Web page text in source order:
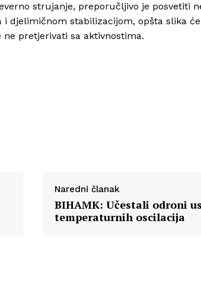
Info
strujanje, preporučljivo je posvetiti
djelimičnom stabilizacijom, opšta slika
pretjerivati sa aktivnostima.
Naredni članak
BIHAMK: Učestali odroni
temperaturnih oscilacija